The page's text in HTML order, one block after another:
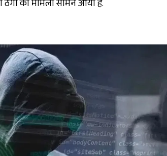
ठगी का मामला सामने आया है.